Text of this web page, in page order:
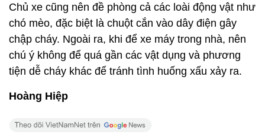
Chủ xe cũng nên đề phòng cả các loài động vật như
chó mèo, đặc biệt là chuột cắn vào dây điện gây
chập cháy. Ngoài ra, khi để xe máy trong nhà, nên
chú ý không để quá gần các vật dụng và phương
tiện dễ cháy khác để tránh tình huống xấu xảy ra.
Hoàng Hiệp